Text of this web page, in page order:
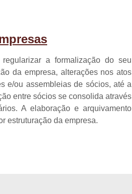
a formalização do seu
da empresa, alterações nos atos
e/ou assembleias de sócios, até a
entre sócios se consolida através
A elaboração e arquivamento
estruturação da empresa.